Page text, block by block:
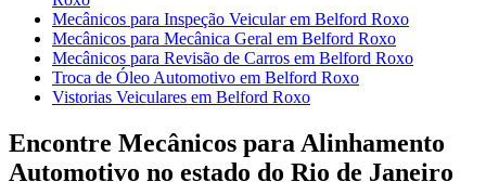
Mecânicos para Inspeção Veicular em Belford Roxo
Mecânicos para Mecânica Geral em Belford Roxo
Mecânicos para Revisão de Carros em Belford Roxo
Troca de Óleo Automotivo em Belford Roxo
Vistorias Veiculares em Belford Roxo
Encontre Mecânicos para Alinhamento
Automotivo no estado do Rio de Janeiro